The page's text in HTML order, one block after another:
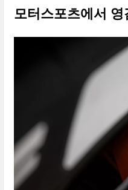
모터스포츠에서